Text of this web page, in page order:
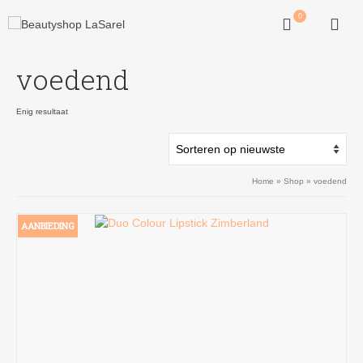
0
voedend
Enig resultaat
Home » Shop » voedend
AANBIEDING